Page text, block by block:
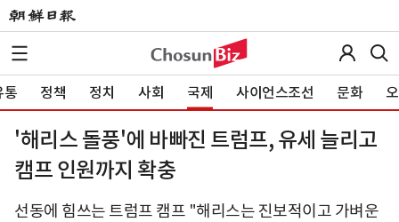
통 정책 정치 사회 국제 사이언스조선 문화
'해리스 돌풍'에 바빠진 트럼프, 유세 늘리고
캠프 인원까지 확충
선동에 힘쓰는 트럼프 캠프 "해리스는 진보적이고 가벼운